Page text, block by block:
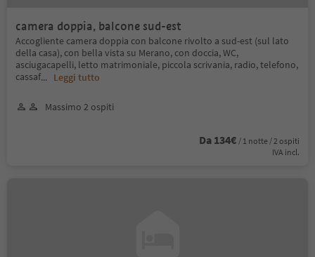
camera doppia, balcone sud-est
Accogliente camera doppia con balcone rivolto a sud-est (sul lato
della casa), con bella vista su Merano, con doccia, WC,
asciugacapelli, letto matrimoniale, piccola scrivania, radio, telefono,
cassaf... Leggi tutto
Massimo 2 ospiti
Da 134€ / 1 notte / 2 ospiti
IVA incl.